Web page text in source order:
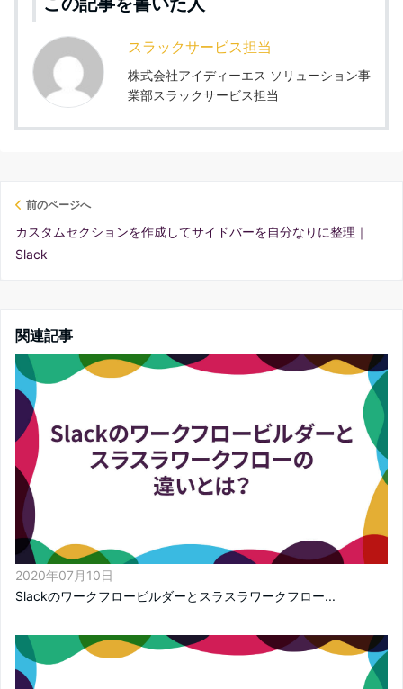
スラックサービス担当
株式会社アイディーエス ソリューション事
業部スラックサービス担当
前のページへ
カスタムセクションを作成してサイドバーを自分なりに整理｜
Slack
関連記事
2020年07月10日
Slackのワークフロービルダーとスラスラワークフロー...